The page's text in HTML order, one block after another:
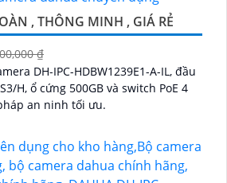
, THÔNG MINH , GIÁ RẺ
₫
DH-IPC-HDBW1239E1-A-IL, đầu
H, ổ cứng 500GB và switch PoE 4
an ninh tối ưu.